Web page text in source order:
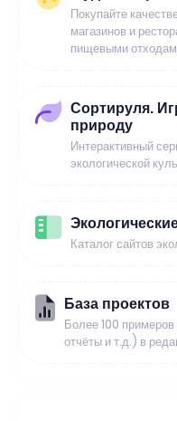
Покупайте
магазинов и
пищевыми
Сортируля.
природу
Интерактивный
экологической
Каталог сайтов
База проектов
Более 100
отчёты и т.д.) в